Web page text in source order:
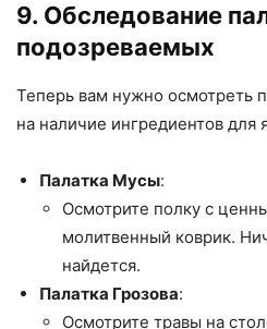
9. Обследование
подозреваемых
Теперь вам нужно осмотреть
на наличие ингредиентов для
Палатка Мусы:
Осмотрите полку с
молитвенный коврик.
найдется.
Палатка Грозова:
Осмотрите травы на